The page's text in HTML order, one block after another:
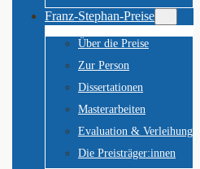
Franz-Stephan-Preise
Über die Preise
Zur Person
Dissertationen
Masterarbeiten
Evaluation & Verleihung
Die Preisträger:innen